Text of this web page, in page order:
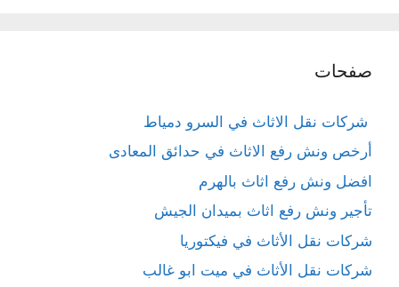
صفحات
شركات نقل الاثاث في السرو دمياط
أرخص ونش رفع الاثاث في حدائق المعادى
افضل ونش رفع اثاث بالهرم
تأجير ونش رفع اثاث بميدان الجيش
شركات نقل الأثاث في فيكتوريا
شركات نقل الأثاث في ميت ابو غالب